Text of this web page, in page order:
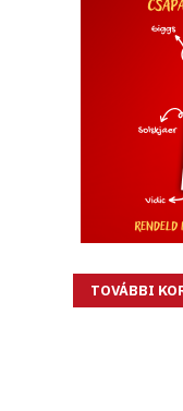
TOVÁBBI